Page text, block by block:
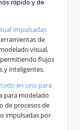
rápido y de
impulsadas
de
visual,
flujos
y inteligentes.
en uno para
para modelado
de procesos de
impulsadas por